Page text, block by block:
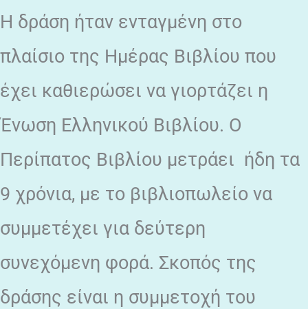
Η δράση ήταν ενταγμένη στο
πλαίσιο της Ημέρας Βιβλίου που
έχει καθιερώσει να γιορτάζει η
Ένωση Ελληνικού Βιβλίου. Ο
Περίπατος Βιβλίου μετράει ήδη τα
9 χρόνια, με το βιβλιοπωλείο να
συμμετέχει για δεύτερη
συνεχόμενη φορά. Σκοπός της
δράσης είναι η συμμετοχή του